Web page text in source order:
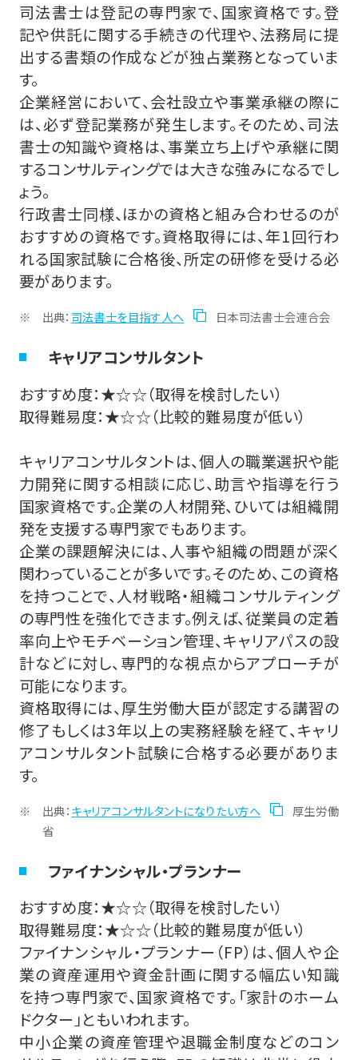
司法書士は登記の専門家で、国家資格です。登
記や供託に関する手続きの代理や、法務局に提
出する書類の作成などが独占業務となっていま
す。
企業経営において、会社設立や事業承継の際に
は、必ず登記業務が発生します。そのため、司法
書士の知識や資格は、事業立ち上げや承継に関
するコンサルティングでは大きな強みになるでし
ょう。
行政書士同様、ほかの資格と組み合わせるのが
おすすめの資格です。資格取得には、年1回行わ
れる国家試験に合格後、所定の研修を受ける必
要があります。
出典： 司法書士を目指す人へ 日本司法書士会連合会
キャリアコンサルタント
おすすめ度：★☆☆（取得を検討したい）
取得難易度：★☆☆（比較的難易度が低い）
キャリアコンサルタントは、個人の職業選択や能
力開発に関する相談に応じ、助言や指導を行う
国家資格です。企業の人材開発、ひいては組織開
発を支援する専門家でもあります。
企業の課題解決には、人事や組織の問題が深く
関わっていることが多いです。そのため、この資格
を持つことで、人材戦略・組織コンサルティング
の専門性を強化できます。例えば、従業員の定着
率向上やモチベーション管理、キャリアパスの設
計などに対し、専門的な視点からアプローチが
可能になります。
資格取得には、厚生労働大臣が認定する講習の
修了もしくは3年以上の実務経験を経て、キャリ
アコンサルタント試験に合格する必要がありま
す。
出典：キャリアコンサルタントになりたい方へ
厚生労働
省
ファイナンシャル・プランナー
おすすめ度：★☆☆（取得を検討したい）
取得難易度：★☆☆（比較的難易度が低い）
ファイナンシャル・プランナー（FP）は、個人や企
業の資産運用や資金計画に関する幅広い知識
を持つ専門家で、国家資格です。「家計のホーム
ドクター」ともいわれます。
中小企業の資産管理や退職金制度などのコン